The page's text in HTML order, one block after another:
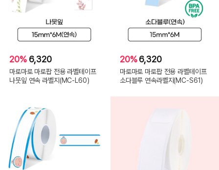
20% 6,320
마로마로 마로팝 전용 라벨테이프
나뭇잎 연속 라벨지(MC-L60)
20%6,320
마로마로 마로팝 전용 라벨테이프
소다블루 연속라벨지(MC-S61)